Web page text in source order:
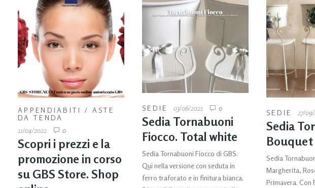
APPENDIABITI / ASTE
DA TENDA
11/04/2022
0
Scopri i prezzi e la
promozione in corso
su GBS Store. Shop
SEDIE 03/06/2021 0
Sedia Tornabuoni
Fiocco. Total white
Sedia Tornabuoni Fiocco di GBS.
Qui nella versione con seduta in
ferro traforato e in finitura bianca.
SEDIE 27/
Sedia
Bouquet
Sedia
Margherita,
Primavera. Con